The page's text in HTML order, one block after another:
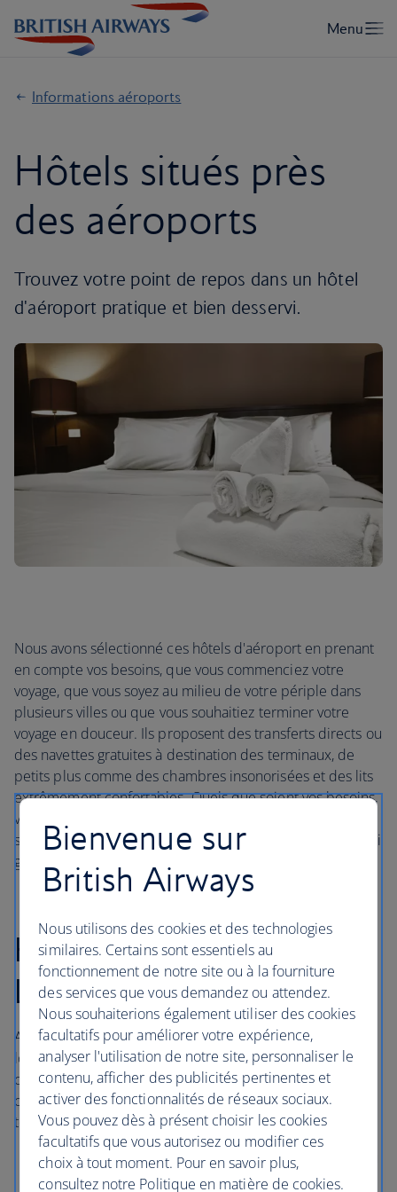
Informations aéroports
Hôtels situés près
des aéroports
Trouvez votre point de repos dans un hôtel
d'aéroport pratique et bien desservi.
Nous avons sélectionné ces hôtels d'aéroport en prenant
en compte vos besoins, que vous commenciez votre
voyage, que vous soyez au milieu de votre périple dans
plusieurs villes ou que vous souhaitiez terminer votre
voyage en douceur. Ils proposent des transferts directs ou
des navettes gratuites à destination des terminaux, de
petits plus comme des chambres insonorisées et des lits
extrêmement confortables. Quels que soient vos besoins,
vous trouverez l'hôtel d'aéroport idéal : avec accès à une
salle de sport et un spa pour vous détendre, ou avec Wi-Fi
gratuit pour rester connecté.
Hôtels à l'aéroport de
Londres Heathrow
Avec un accès direct au centre de Londres par le métro
londonien, la ligne Elizabeth et le train Heathrow Express,
ces hôtels de l'aéroport de Londres Heathrow sont
confortables et idéalement situés à proximité des
terminaux 2, 3 et 5.
LeSofitel London Heathrowest directement relié au
terminal 5 par une passerelle couverte.
Bienvenue sur
British Airways
Nous utilisons des cookies et des technologies
similaires. Certains sont essentiels au
fonctionnement de notre site ou à la fourniture
des services que vous demandez ou attendez.
Nous souhaiterions également utiliser des cookies
facultatifs pour améliorer votre expérience,
analyser l'utilisation de notre site, personnaliser le
contenu, afficher des publicités pertinentes et
activer des fonctionnalités de réseaux sociaux.
Vous pouvez dès à présent choisir les cookies
facultatifs que vous autorisez ou modifier ces
choix à tout moment. Pour en savoir plus,
consultez notre Politique en matière de cookies.